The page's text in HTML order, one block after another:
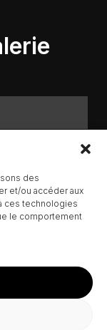
des
et/ou accéder aux
ces technologies
le comportement